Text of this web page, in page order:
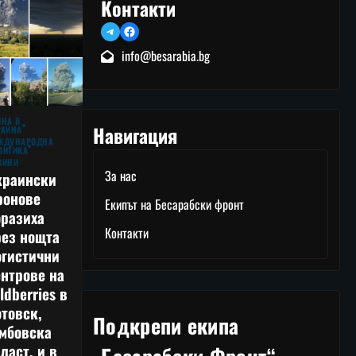
В
нощта
на
в
и в
Контакти
TelegramFacebook
info@besarabia.bg
Навигация
За нас
Екипът на Бесарабски фронт
Контакти
Подкрепи екипа